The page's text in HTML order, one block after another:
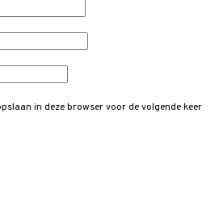
in deze browser voor de volgende keer